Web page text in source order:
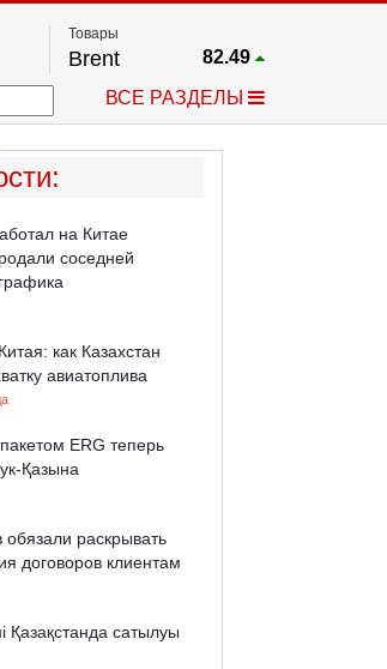
Товары
Brent 82.49
Платина
2.637
ВСЕ РАЗДЕЛЫ
:
на Китае
соседней
как Казахстан
авиатоплива
ERG теперь
Қазына
раскрывать
договоров клиентам
Қазақстанда сатылуы